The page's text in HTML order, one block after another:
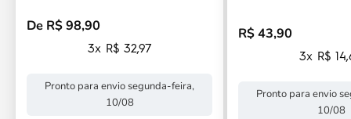
Preço promocional
De R$ 98,90
3x R$ 32,97
Pronto para envio segunda-feira,
10/08
Preço promocional
R$ 43,90
3x R$
Pronto para envio
10/08